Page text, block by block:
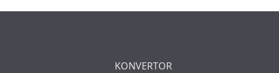
KONVERTOR